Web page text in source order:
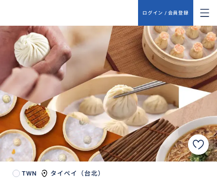
ログイン / 会員登録
TWN タイペイ（台北）